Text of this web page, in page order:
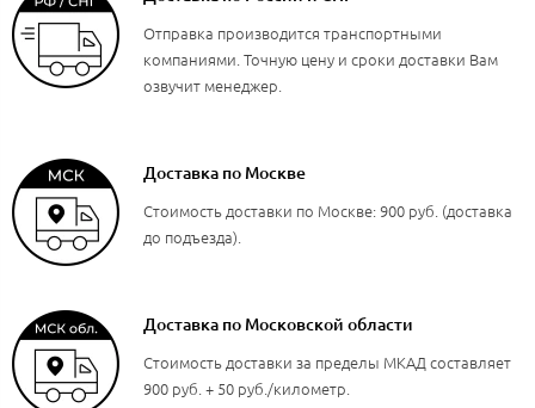
Отправка производится транспортными
компаниями. Точную цену и сроки доставки Вам
озвучит менеджер.
Доставка по Москве
Стоимость доставки по Москве: 900 руб. (доставка
до подъезда).
Доставка по Московской области
Стоимость доставки за пределы МКАД составляет
900 руб. + 50 руб./километр.